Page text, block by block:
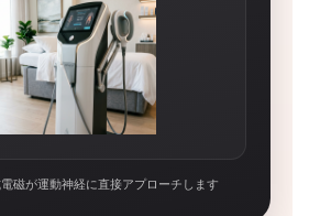
磁が運動神経に直接アプローチします